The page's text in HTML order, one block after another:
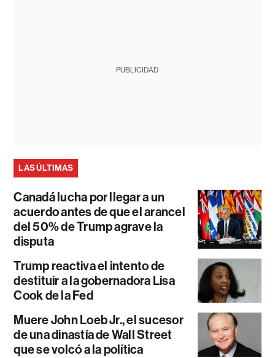
PUBLICIDAD
LAS ÚLTIMAS
Canadá lucha por llegar a un
acuerdo antes de que el arancel
del 50% de Trump agrave la
disputa
Trump reactiva el intento de
destituir a la gobernadora Lisa
Cook de la Fed
Muere John Loeb Jr., el sucesor
de una dinastía de Wall Street
que se volcó a la política